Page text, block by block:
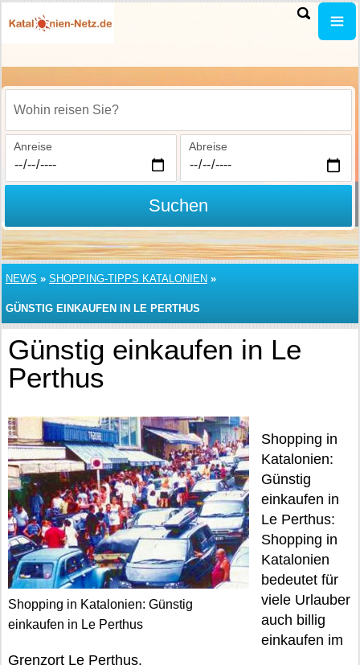
Wohin reisen Sie?
Anreise Abreise
Suchen
NEWS » SHOPPING-TIPPS KATALONIEN »
GÜNSTIG EINKAUFEN IN LE PERTHUS
Günstig einkaufen in Le
Perthus
Shopping in Katalonien: Günstig
einkaufen in Le Perthus
Shopping in
Katalonien:
Günstig
einkaufen in
Le Perthus:
Shopping in
Katalonien
bedeutet für
viele Urlauber
auch billig
einkaufen im
Grenzort Le Perthus.